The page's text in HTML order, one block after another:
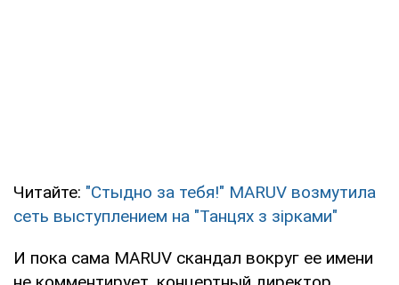
Читайте: "Стыдно за тебя!" MARUV возмутила
сеть выступлением на "Танцях з зірками"
И пока сама MARUV скандал вокруг ее имени